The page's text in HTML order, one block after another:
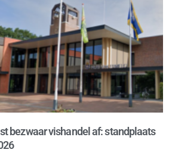
bezwaar vishandel af: standplaats